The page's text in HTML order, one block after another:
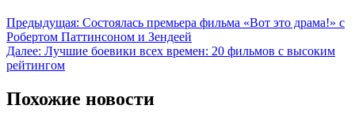
Предыдущая: Состоялась премьера фильма «Вот это драма!» с
Робертом Паттинсоном и Зендеей
Далее: Лучшие боевики всех времен: 20 фильмов с высоким
рейтингом
Похожие новости